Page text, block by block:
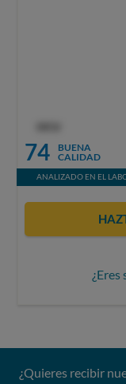
74
BUENA
CALIDAD
ANALIZADO EN EL
¿Quieres recibir